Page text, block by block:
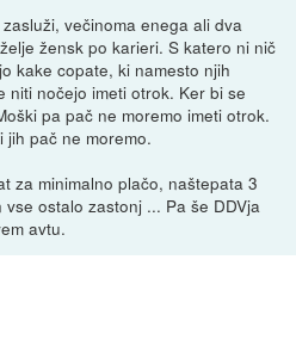
večinoma enega ali dva
žensk po karieri. S katero ni nič
kake copate, ki namesto njih
niti nočejo imeti otrok. Ker bi se
pa pač ne moremo imeti otrok.
jih pač ne moremo.
za minimalno plačo, naštepata 3
ostalo zastonj ... Pa še DDVja
avtu.